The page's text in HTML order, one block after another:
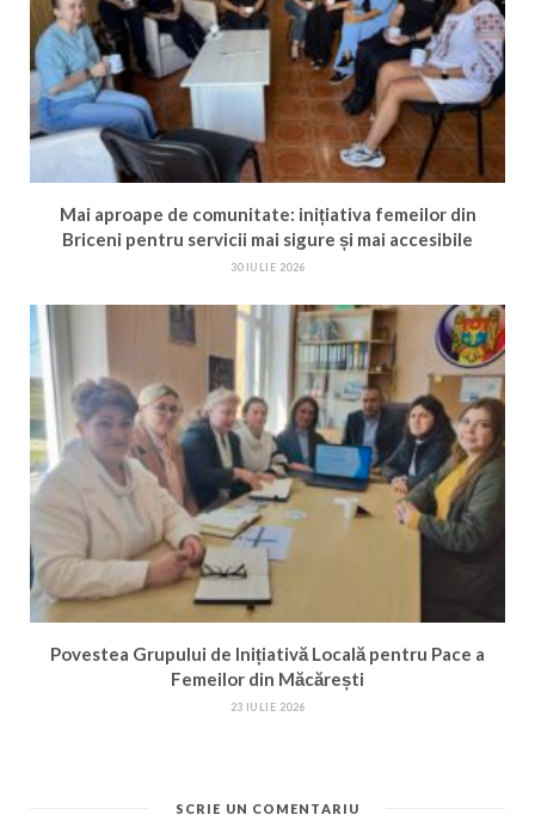
Mai aproape de comunitate: inițiativa femeilor din
Briceni pentru servicii mai sigure și mai accesibile
30 IULIE 2026
Povestea Grupului de Inițiativă Locală pentru Pace a
Femeilor din Măcărești
23 IULIE 2026
SCRIE UN COMENTARIU